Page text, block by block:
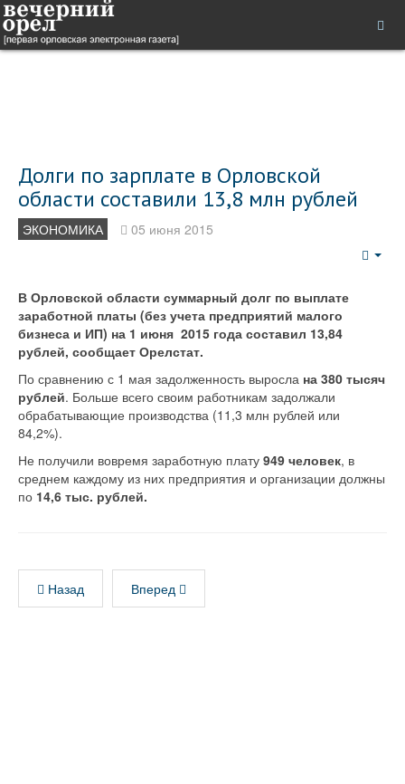
Долги по зарплате в Орловской
области составили 13,8 млн рублей
ЭКОНОМИКА 05 июня 2015
В Орловской области суммарный долг по выплате
заработной платы (без учета предприятий малого
бизнеса и ИП) на 1 июня 2015 года составил 13,84
рублей, сообщает Орелстат.
По сравнению с 1 мая задолженность выросла на 380 тысяч
рублей. Больше всего своим работникам задолжали
обрабатывающие производства (11,3 млн рублей или
84,2%).
Не получили вовремя заработную плату 949 человек, в
среднем каждому из них предприятия и организации должны
по 14,6 тыс. рублей.
Назад Вперед